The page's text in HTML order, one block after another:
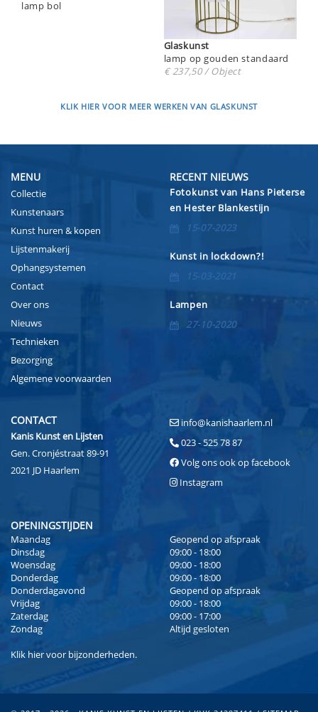
lamp bol
Glaskunst
lamp op gouden standaard
€ 237,50 / Object
KLIK HIER VOOR MEER WERKEN VAN GLASKUNST
MENU
Collectie
Kunstenaars
Kunst huren & kopen
Lijstenmakerij
Ophangsystemen
Contact
Over ons
Nieuws
Technieken
Bezorging
Algemene voorwaarden
RECENT NIEUWS
Fotokunst van Hans Pieterse
en Hester Blankestijn
15-07-2023
Kunst in lockdown?!
15-03-2021
Lampen
27-10-2020
CONTACT
Kanis Kunst en Lijsten
Gen. Cronjéstraat 89-91
2021 JD Haarlem
info@kanishaarlem.nl
023 - 525 78 87
Volg ons ook op facebook
Instagram
OPENINGSTIJDEN
Maandag
Geopend op afspraak
Dinsdag
09:00 - 18:00
Woensdag
09:00 - 18:00
Donderdag
09:00 - 18:00
Donderdagavond
Geopend op afspraak
Vrijdag
09:00 - 18:00
Zaterdag
09:00 - 17:00
Zondag
Altijd gesloten
Klik hiervoor bijzonderheden.